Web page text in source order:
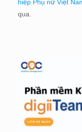
hiệp Phụ nữ Việt
qua.